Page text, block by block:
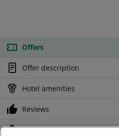
Offers
Offer description
Hotel amenities
Reviews
Location